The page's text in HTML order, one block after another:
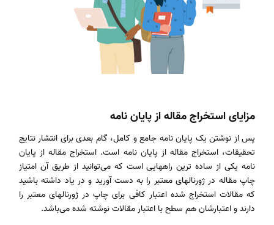
مزایای استخراج مقاله از پایان نامه
پس از نوشتن یک پایان ‌نامه جامع و کامل، گام بعدی برای انتشار نتایج
تحقیقات، استخراج مقاله از پایان نامه است. استخراج مقاله از پایان‌
نامه یکی از ساده ترین راههایی است که می‌توانید از طریق آن امتیاز
چاپ مقاله در ژورنالهای معتبر را به دست آورید و در یاد داشته باشید
که مقالات استخراج شده اعتبار کافی برای چاپ در ژورنالهای معتبر را
دارند و اعتبارشان هم سطح با اعتبار مقالات نوشته شده می‌باشد.